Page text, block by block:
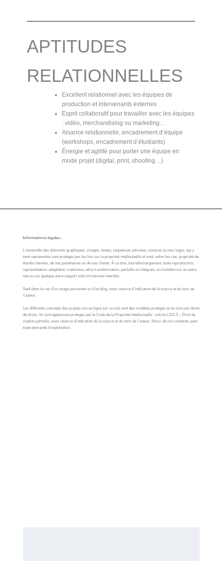
APTITUDES
RELATIONNELLES
Excellent relationnel avec les équipes de
production et intervenants externes
Esprit collaboratif pour travailler avec les équipes
: vidéo, merchandising ou marketing…
Aisance relationnelle, encadrement d’équipe
(workshops, encadrement d’étudiants)
Énergie et agilité pour porter une équipe en
mode projet (digital, print, shooting…)
Informations légales :
L’ensemble des éléments graphiques, images, textes, séquences animées, sonores ou non, logos, qui y
sont représentés sont protégés par les lois sur la propriété intellectuelle et sont, selon les cas, propriété de
Aurélie Vannier, de ses partenaires ou de ses clients. À ce titre, tout téléchargement, toute reproduction,
représentation, adaptation, traduction, et/ou transformation, partielle ou intégrale, ou transfert sur un autre
site ou sur quelque autre support sont strictement interdits.
Sauf dans le cas d’un usage personnel ou d’un blog, sous réserve d’indication de la source et du nom de
l’auteur.
Les différents concepts des projets mis en ligne sur ce site sont des modèles protégés et ne sont pas libres
de droits. Ils sont également protégés par le Code de la Propriété Intellectuelle : article L122-5 – Droit de
citation partielle, sous réserve d’indication de la source et du nom de l’auteur. Merci de me contacter pour
toute demande d’exploitation.